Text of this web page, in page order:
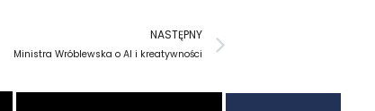
NASTĘPNY
Ministra Wróblewska o AI i kreatywności